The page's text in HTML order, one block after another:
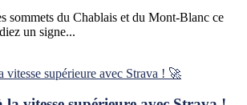
sommets du Chablais et du Mont-Blanc ce
un signe...